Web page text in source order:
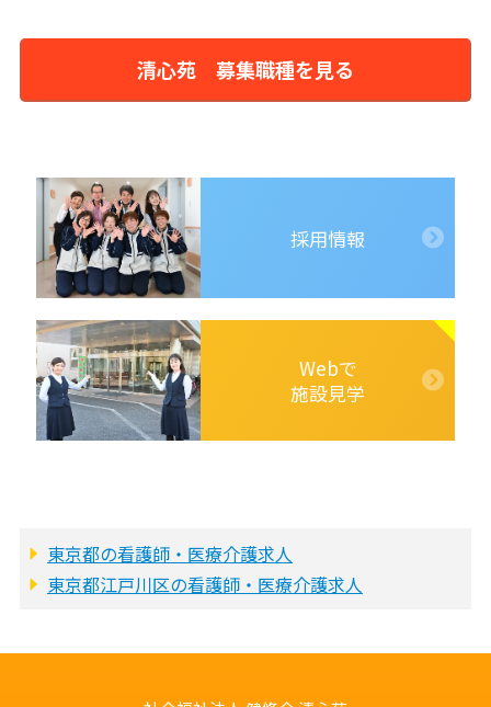
清心苑 募集職種を見る
採用情報
Webで
施設見学
東京都の看護師・医療介護求人
東京都江戸川区の看護師・医療介護求人